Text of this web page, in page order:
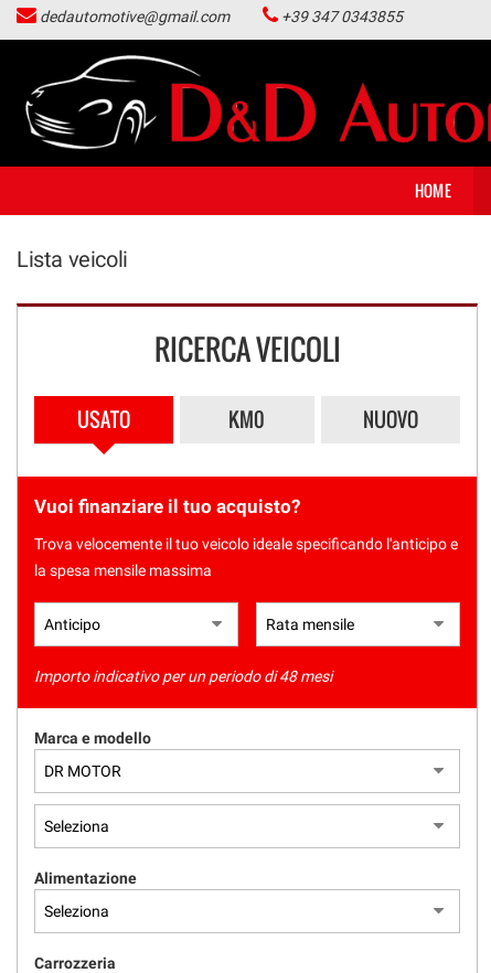
HOME
LISTA VEICOLI
AREA COMMERCIANTI
dedautomotive@gmail.com +39 347 0343855
HOME
Lista veicoli
RICERCA VEICOLI
USATO KM0 NUOVO
Vuoi finanziare il tuo acquisto?
Trova velocemente il tuo veicolo ideale specificando l'anticipo e
la spesa mensile massima
Importo indicativo per un periodo di 48 mesi
Marca e modello
Alimentazione
Carrozzeria